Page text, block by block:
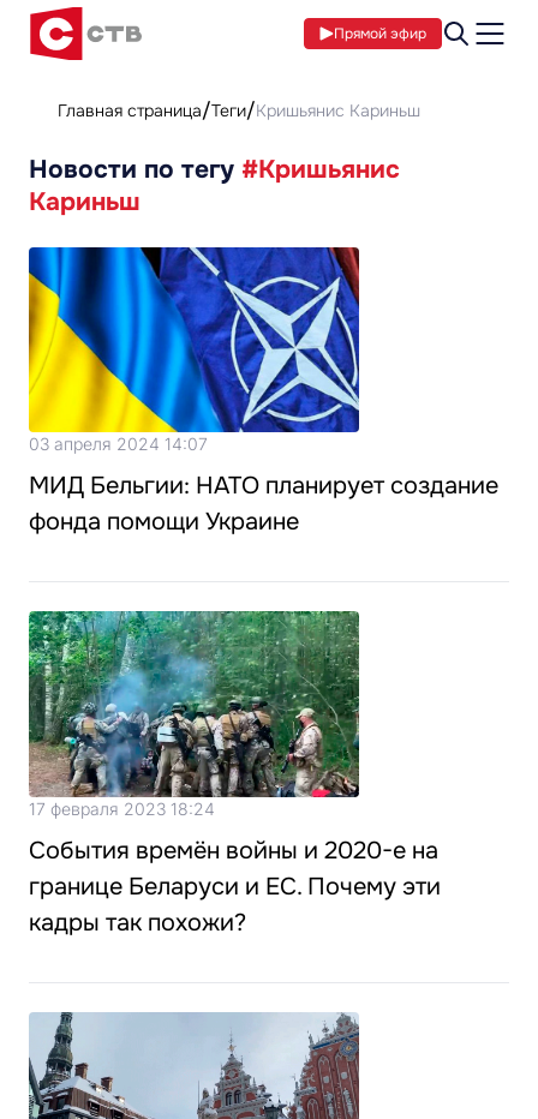
Прямой эфир
Главная страница Теги Кришьянис Кариньш
Новости по тегу #Кришьянис
Кариньш
03 апреля 2024 14:07
МИД Бельгии: НАТО планирует создание
фонда помощи Украине
17 февраля 2023 18:24
События времён войны и 2020-е на
границе Беларуси и ЕС. Почему эти
кадры так похожи?